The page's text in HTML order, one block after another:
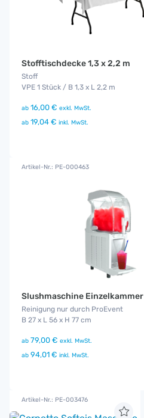
Stofftischdecke 1,3 x 2,2 m
Stoff
VPE 1 Stück / B 1,3 x L 2,2 m
ab 16,00 € exkl. MwSt.
ab 19,04 € inkl. MwSt.
Artikel-Nr.: PE-000463
Slushmaschine Einzelkammer
Reinigung nur durch ProEvent
B 27 x L 56 x H 77 cm
ab 79,00 € exkl. MwSt.
ab 94,01 € inkl. MwSt.
Artikel-Nr.: PE-003476